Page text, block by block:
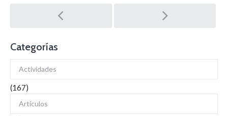
Post
navigation
Categorías
Actividades
(167)
Artículos